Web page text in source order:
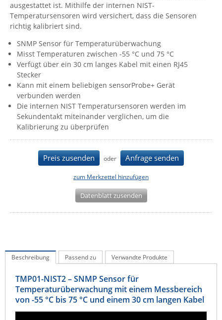
Guntermann & Drunck
High Sec Labs
HW group
Icron
IEC Lock
Ihse
Kerlink
Kramer Electronics
Legrand
LigoWave
Netio
Power Kingdom
Poynting
Raritan
Riello UPS
ausgestattet ist. Mithilfe der internen NIST-
Temperatursensoren wird versichert, dass die Sensoren
richtig kalibriert sind.
SNMP Sensor für Temperaturüberwachung
Misst Temperaturen zwischen -55 °C und 75 °C
Verfügt über ein 30 cm langes Kabel mit einen RJ45
Stecker
Kann mit einem beliebigen sensorProbe+ Gerät
verbunden werden
Die internen NIST Temperatursensoren werden im
Sekundentakt miteinander verglichen, um die
Kalibrierung zu überprüfen
Preis zusenden oder Anfrage senden
zum Merkzettel hinzufügen
Datenblatt zusenden
Beschreibung Passend zu Verwandte Produkte
TMP01-NIST2 – SNMP Sensor für
Temperaturüberwachung mit einem Messbereich
von -55 °C bis 75 °C und einem 30 cm langen Kabel